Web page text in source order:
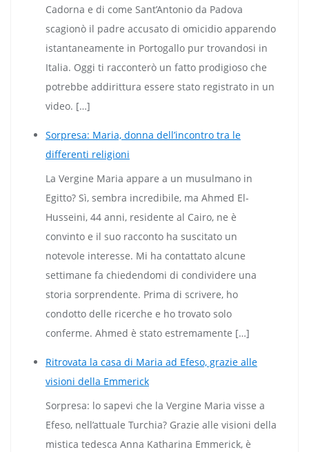
Cadorna e di come Sant’Antonio da Padova
scagionò il padre accusato di omicidio apparendo
istantaneamente in Portogallo pur trovandosi in
Italia. Oggi ti racconterò un fatto prodigioso che
potrebbe addirittura essere stato registrato in un
video. […]
Sorpresa: Maria, donna dell’incontro tra le
differenti religioni
La Vergine Maria appare a un musulmano in
Egitto? Sì, sembra incredibile, ma Ahmed El-
Husseini, 44 anni, residente al Cairo, ne è
convinto e il suo racconto ha suscitato un
notevole interesse. Mi ha contattato alcune
settimane fa chiedendomi di condividere una
storia sorprendente. Prima di scrivere, ho
condotto delle ricerche e ho trovato solo
conferme. Ahmed è stato estremamente […]
Ritrovata la casa di Maria ad Efeso, grazie alle
visioni della Emmerick
Sorpresa: lo sapevi che la Vergine Maria visse a
Efeso, nell’attuale Turchia? Grazie alle visioni della
mistica tedesca Anna Katharina Emmerick, è